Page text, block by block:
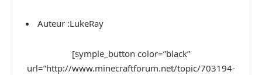
Auteur :LukeRay
[symple_button color=”black”
url=”http://www.minecraftforum.net/topic/703194-